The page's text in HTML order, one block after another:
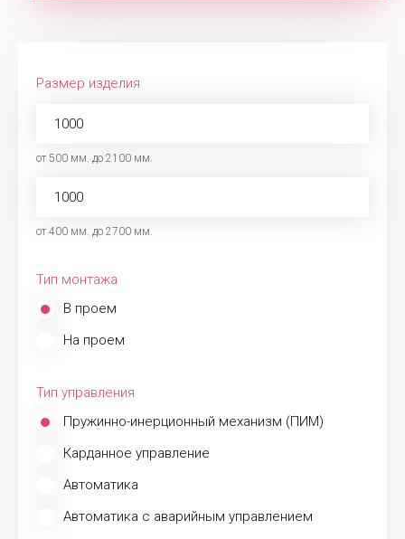
Размер изделия
от 500 мм. до 2100 мм.
от 400 мм. до 2700 мм.
Тип монтажа
В проем
На проем
Тип управления
Пружинно-инерционный механизм (ПИМ)
Карданное управление
Автоматика
Автоматика с аварийным управлением